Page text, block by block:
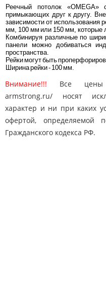
Реечный потолок «OMEGA»
примыкающих друг к другу.
зависимости от использования
мм, 100 мм или 150 мм, которые
Комбинируя различные по
панели можно добиваться
пространства.
Рейки могут быть
Ширина рейки - 100 мм.
Внимание!!! Все цены
armstrong.ru/ носят
характер и ни при каких
офертой, определяемой
Гражданского кодекса РФ.